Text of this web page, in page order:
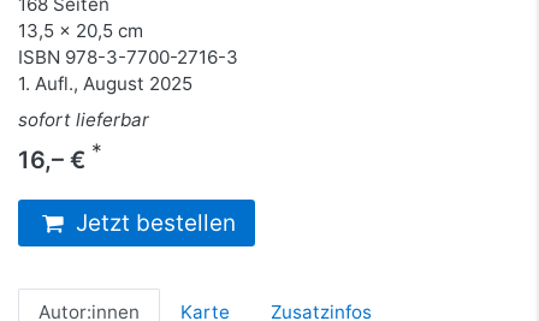
13,5 x 20,5 cm
ISBN 978-3-7700-2716-3
1. Aufl., August 2025
sofort lieferbar
16,– € *
Jetzt bestellen
Autor:innen Karte Zusatzinfos